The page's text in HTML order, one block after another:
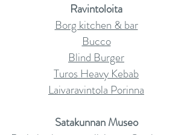
Ravintoloita
Borg kitchen & bar
Bucco
Blind Burger
Turos Heavy Kebab
Laivaravintola Porinna
Satakunnan Museo